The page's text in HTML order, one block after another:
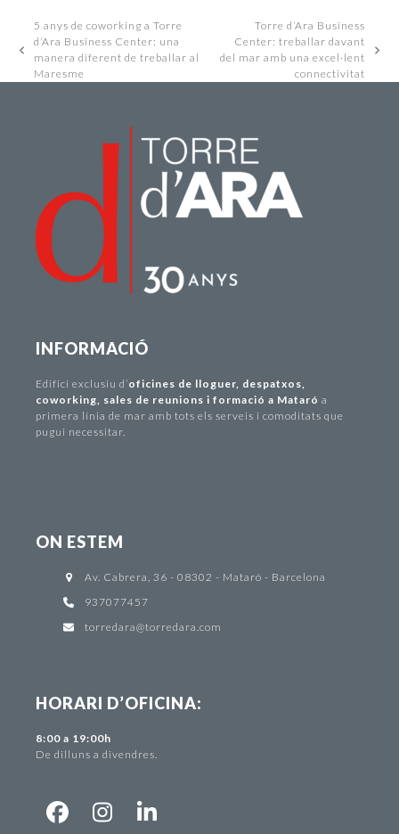
previous
post:
5 anys de coworking a Torre
d’Ara Business Center: una
manera diferent de treballar al
Maresme
next
Torre d’Ara Business
Center: treballar davant
del mar amb una excel·lent
connectivitat
INFORMACIÓ
Edifici exclusiu d ’oficines de lloguer, despatxos,
coworking, sales de reunions i formació a Mataró a
primera línia de mar amb tots els serveis i comoditats que
pugui necessitar.
ON ESTEM
Av. Cabrera, 36 - 08302 - Mataró - Barcelona
937077457
torredara@torredara.com
HORARI D’OFICINA:
8:00 a 19:00h
De dilluns a divendres.
Facebook
Instagram
LinkedIn